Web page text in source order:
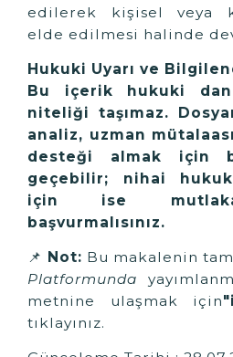
edilerek kişisel veya
elde edilmesi halinde
Hukuki Uyarı ve
Bu içerik hukuki
niteliği taşımaz.
analiz, uzman
desteği almak için
geçebilir; nihai
için ise mutlaka
başvurmalısınız.
📌 Not: Bu makalenin
Platformunda
metnine ulaşmak için
tıklayınız.